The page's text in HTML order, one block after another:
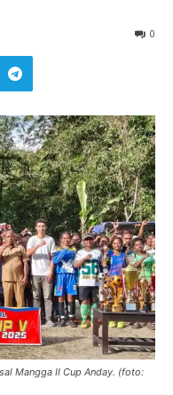
0
Mangga II Cup Anday. (foto: